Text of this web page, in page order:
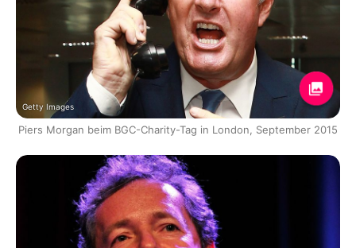
Getty Images
Piers Morgan beim BGC-Charity-Tag in London, September 2015